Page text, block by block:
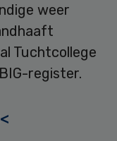
weer
Tuchtcollege
register.